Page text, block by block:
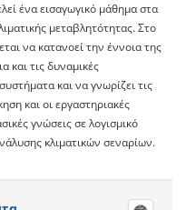
ένα εισαγωγικό μάθημα στα
μεταβλητότητας. Στο
να κατανοεί την έννοια της
και τις δυναμικές
και να γνωρίζει τις
και οι εργαστηριακές
γνώσεις σε λογισμικό
κλιματικών σεναρίων.